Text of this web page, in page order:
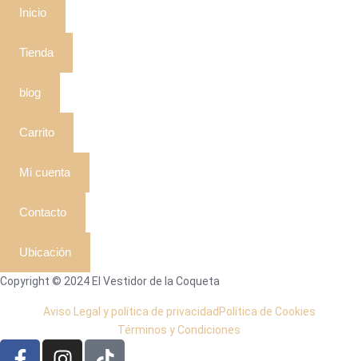
Inicio
Tienda
blog
Carrito
Mi cuenta
Contacto
Ubicación
Copyright © 2024 El Vestidor de la Coqueta
Aviso Legal y política de privacidad Política de Cookies
Términos y Condiciones